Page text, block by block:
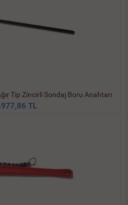
Tip Zincirli Sondaj Boru Anahtarı
TL